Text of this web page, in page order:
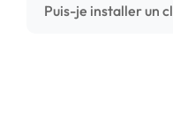
C'est une
Puis-je installer un